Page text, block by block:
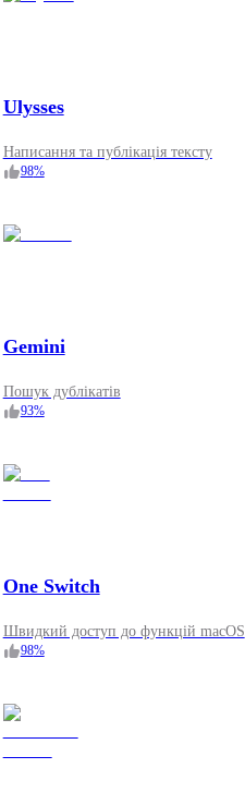
Ulysses
Написання та публікація тексту
98%
Gemini
Пошук дублікатів
93%
One Switch
Швидкий доступ до функцій macOS
98%